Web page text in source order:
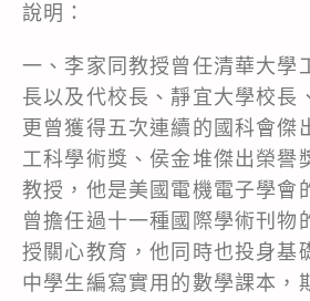
說明：
一、李家同教授曾任清華大學
長以及代校長、靜宜大學校長
更曾獲得五次連續的國科會傑
工科學術獎、侯金堆傑出榮譽
教授，他是美國電機電子學會
曾擔任過十一種國際學術刊物
授關心教育，他同時也投身基
中學生編寫實用的數學課本，